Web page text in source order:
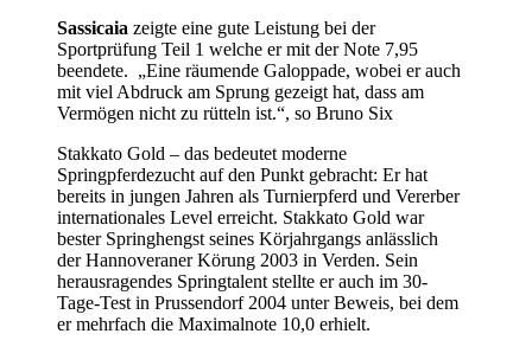
Sassicaia zeigte eine gute Leistung bei der
Sportprüfung Teil 1 welche er mit der Note 7,95
beendete. „Eine räumende Galoppade, wobei er auch
mit viel Abdruck am Sprung gezeigt hat, dass am
Vermögen nicht zu rütteln ist.“, so Bruno Six
Stakkato Gold – das bedeutet moderne
Springpferdezucht auf den Punkt gebracht: Er hat
bereits in jungen Jahren als Turnierpferd und Vererber
internationales Level erreicht. Stakkato Gold war
bester Springhengst seines Körjahrgangs anlässlich
der Hannoveraner Körung 2003 in Verden. Sein
herausragendes Springtalent stellte er auch im 30-
Tage-Test in Prussendorf 2004 unter Beweis, bei dem
er mehrfach die Maximalnote 10,0 erhielt.